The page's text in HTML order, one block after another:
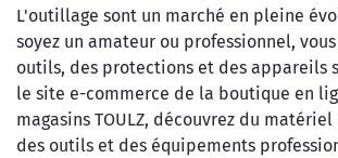
L'outillage sont un marché en pleine
soyez un amateur ou professionnel,
outils, des protections et des appareils
le site e-commerce de la boutique en
magasins TOULZ, découvrez du
des outils et des équipements